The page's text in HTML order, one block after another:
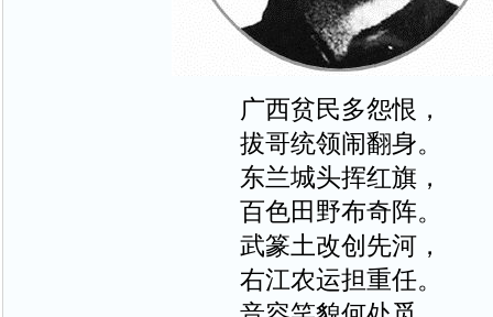
广西贫民多怨恨，
拔哥统领闹翻身。
东兰城头挥红旗，
百色田野布奇阵。
武篆土改创先河，
右江农运担重任。